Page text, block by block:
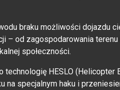
braku możliwości dojazdu
– od zagospodarowania
społeczności.
HESLO (Helicopter
na specjalnym haku i